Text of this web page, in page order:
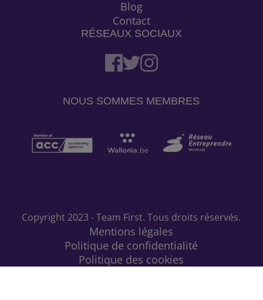
Blog
Contact
RÉSEAUX SOCIAUX
NOUS SOMMES MEMBRES
Copyright 2023 -Team First. Tous droits réservés.
Mentions légales
Politique de confidentialité
Politique des cookies